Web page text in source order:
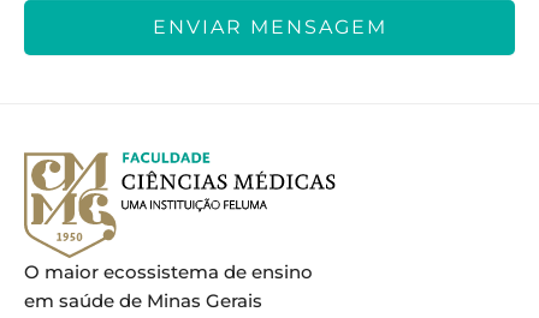
ENVIAR MENSAGEM
O maior ecossistema de ensino
em saúde de Minas Gerais